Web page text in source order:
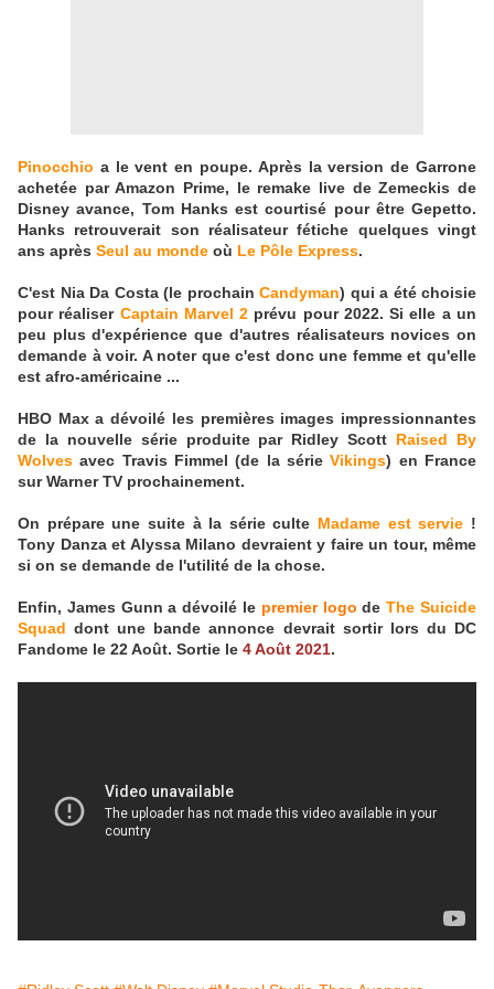
Pinocchio a le vent en poupe. Après la version de Garrone
achetée par Amazon Prime, le remake live de Zemeckis de
Disney avance, Tom Hanks est courtisé pour être Gepetto.
Hanks retrouverait son réalisateur fétiche quelques vingt
ans après Seul au monde où Le Pôle Express.
C'est Nia Da Costa (le prochain Candyman) qui a été choisie
pour réaliserCaptain Marvel 2 prévu pour 2022. Si elle a un
peu plus d'expérience que d'autres réalisateurs novices on
demande à voir. A noter que c'est donc une femme et qu'elle
est afro-américaine ...
HBO Max a dévoilé les premières images impressionnantes
de la nouvelle série produite par Ridley Scott Raised By
Wolves avec Travis Fimmel (de la sérieVikings) en France
sur Warner TV prochainement.
On prépare une suite à la série culte Madame est servie !
Tony Danza et Alyssa Milano devraient y faire un tour, même
si on se demande de l'utilité de la chose.
Enfin, James Gunn a dévoilé le premier logo deThe Suicide
Squaddont une bande annonce devrait sortir lors du DC
Fandome le 22 Août. Sortie le 4 Août 2021.